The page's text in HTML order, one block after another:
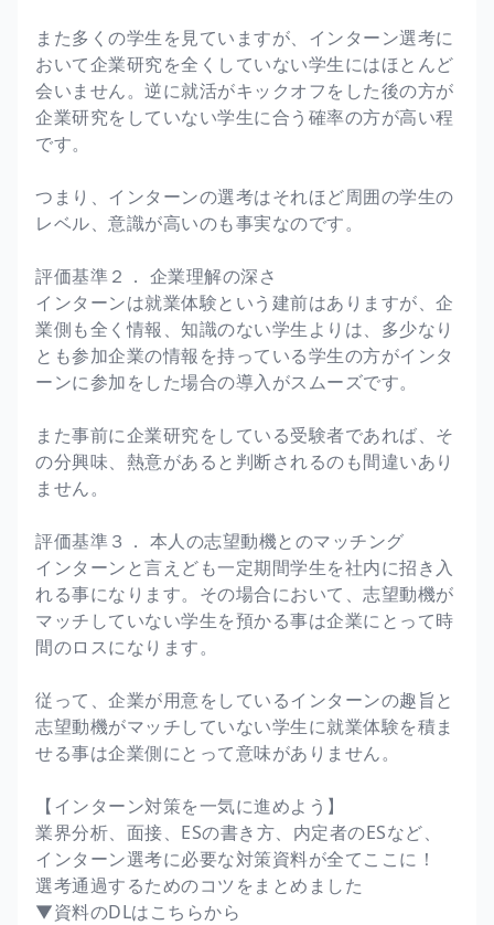
また多くの学生を見ていますが、インターン選考に
おいて企業研究を全くしていない学生にはほとんど
会いません。逆に就活がキックオフをした後の方が
企業研究をしていない学生に合う確率の方が高い程
です。
つまり、インターンの選考はそれほど周囲の学生の
レベル、意識が高いのも事実なのです。
評価基準２． 企業理解の深さ
インターンは就業体験という建前はありますが、企
業側も全く情報、知識のない学生よりは、多少なり
とも参加企業の情報を持っている学生の方がインタ
ーンに参加をした場合の導入がスムーズです。
また事前に企業研究をしている受験者であれば、そ
の分興味、熱意があると判断されるのも間違いあり
ません。
評価基準３． 本人の志望動機とのマッチング
インターンと言えども一定期間学生を社内に招き入
れる事になります。その場合において、志望動機が
マッチしていない学生を預かる事は企業にとって時
間のロスになります。
従って、企業が用意をしているインターンの趣旨と
志望動機がマッチしていない学生に就業体験を積ま
せる事は企業側にとって意味がありません。
【インターン対策を一気に進めよう】
業界分析、面接、ESの書き方、内定者のESなど、
インターン選考に必要な対策資料が全てここに！
選考通過するためのコツをまとめました
▼資料のDLはこちらから